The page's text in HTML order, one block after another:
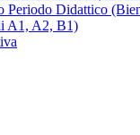
Periodo Didattico
A1, A2, B1)